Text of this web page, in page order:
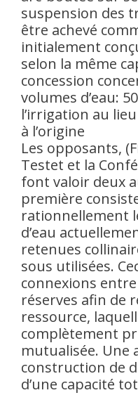
suspension des
être achevé
initialement
selon la même
concession
volumes d’eau:
l’irrigation au
à l’origine
Les opposants,
Testet et la
font valoir deux
première
rationnellement
d’eau
retenues
sous utilisées.
connexions
réserves afin de
ressource,
complètement
mutualisée. Une
construction de
d’une capacité